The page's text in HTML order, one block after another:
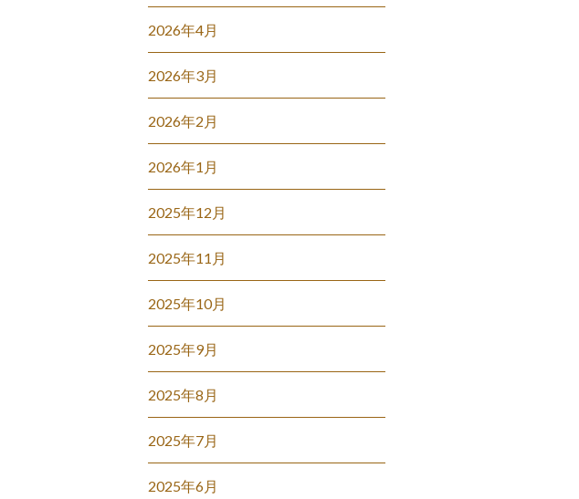
2026年4月
2026年3月
2026年2月
2026年1月
2025年12月
2025年11月
2025年10月
2025年9月
2025年8月
2025年7月
2025年6月